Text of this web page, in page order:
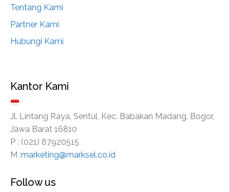
Tentang Kami
Partner Kami
Hubungi Kami
Kantor Kami
Jl. Lintang Raya, Sentul, Kec. Babakan Madang, Bogor,
Jawa Barat 16810
P : (021) 87920515
M :marketing@marksel.co.id
Follow us